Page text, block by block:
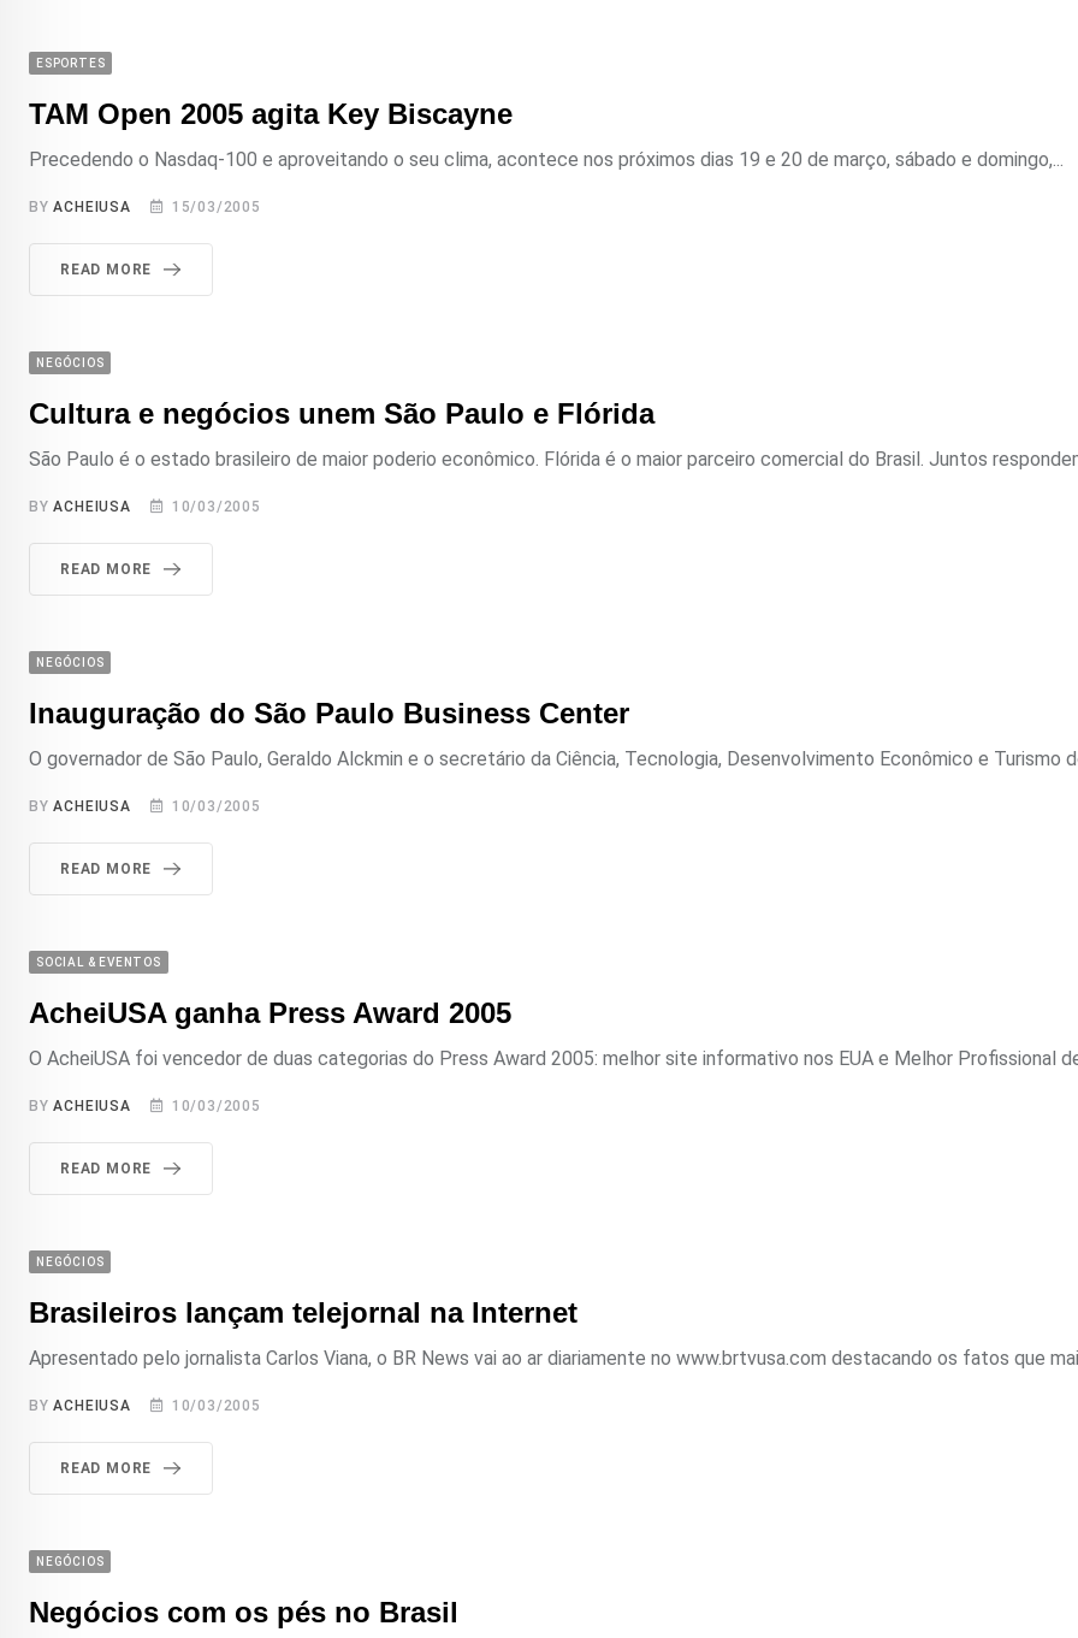
ESPORTES
TAM Open 2005 agita Key Biscayne
Precedendo o Nasdaq-100 e aproveitando o seu clima, acontece nos próximos dias 19 e 20 de março, sábado e domingo,...
BYACHEIUSA 15/03/2005
READ MORE
NEGÓCIOS
Cultura e negócios unem São Paulo e Flórida
São Paulo é o estado brasileiro de maior poderio econômico. Flórida é o maior parceiro comercial do Brasil. Juntos
BYACHEIUSA 10/03/2005
READ MORE
NEGÓCIOS
Inauguração do São Paulo Business Center
O governador de São Paulo, Geraldo Alckmin e o secretário da Ciência, Tecnologia, Desenvolvimento Econômico e Turismo
BYACHEIUSA 10/03/2005
READ MORE
SOCIAL & EVENTOS
AcheiUSA ganha Press Award 2005
O AcheiUSA foi vencedor de duas categorias do Press Award 2005: melhor site informativo nos EUA e Melhor Profissional
BYACHEIUSA 10/03/2005
READ MORE
NEGÓCIOS
Brasileiros lançam telejornal na Internet
Apresentado pelo jornalista Carlos Viana, o BR News vai ao ar diariamente no www.brtvusa.com destacando os fatos que
BYACHEIUSA 10/03/2005
READ MORE
NEGÓCIOS
Negócios com os pés no Brasil